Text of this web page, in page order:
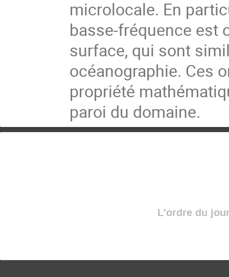
microlocale. En
basse-fréquence est
surface, qui sont
océanographie. Ces
propriété
paroi du domaine.
L'ordre du